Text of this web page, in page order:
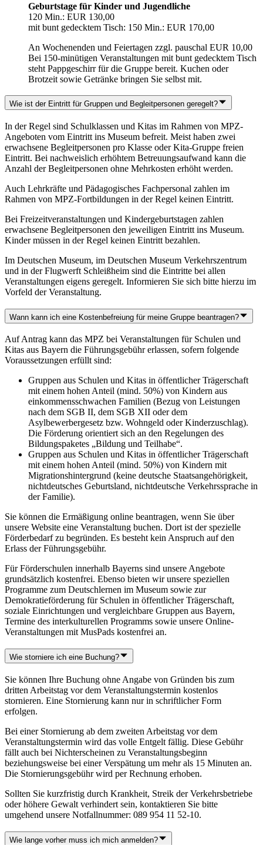
Geburtstage für Kinder und Jugendliche
120 Min.: EUR 130,00
mit bunt gedecktem Tisch: 150 Min.: EUR 170,00
An Wochenenden und Feiertagen zzgl. pauschal EUR 10,00
Bei 150-minütigen Veranstaltungen mit bunt gedecktem Tisch
steht Pappgeschirr für die Gruppe bereit. Kuchen oder
Brotzeit sowie Getränke bringen Sie selbst mit.
Wie ist der Eintritt für Gruppen und Begleitpersonen geregelt?
In der Regel sind Schulklassen und Kitas im Rahmen von MPZ-
Angeboten vom Eintritt ins Museum befreit. Meist haben zwei
erwachsene Begleitpersonen pro Klasse oder Kita-Gruppe freien
Eintritt. Bei nachweislich erhöhtem Betreuungsaufwand kann die
Anzahl der Begleitpersonen ohne Mehrkosten erhöht werden.
Auch Lehrkräfte und Pädagogisches Fachpersonal zahlen im
Rahmen von MPZ-Fortbildungen in der Regel keinen Eintritt.
Bei Freizeitveranstaltungen und Kindergeburtstagen zahlen
erwachsene Begleitpersonen den jeweiligen Eintritt ins Museum.
Kinder müssen in der Regel keinen Eintritt bezahlen.
Im Deutschen Museum, im Deutschen Museum Verkehrszentrum
und in der Flugwerft Schleißheim sind die Eintritte bei allen
Veranstaltungen eigens geregelt. Informieren Sie sich bitte hierzu im
Vorfeld der Veranstaltung.
Wann kann ich eine Kostenbefreiung für meine Gruppe beantragen?
Auf Antrag kann das MPZ bei Veranstaltungen für Schulen und
Kitas aus Bayern die Führungsgebühr erlassen, sofern folgende
Voraussetzungen erfüllt sind:
Gruppen aus Schulen und Kitas in öffentlicher Trägerschaft
mit einem hohen Anteil (mind. 50%) von Kindern aus
einkommensschwachen Familien (Bezug von Leistungen
nach dem SGB II, dem SGB XII oder dem
Asylbewerbergesetz bzw. Wohngeld oder Kinderzuschlag).
Die Förderung orientiert sich an den Regelungen des
Bildungspaketes „Bildung und Teilhabe“.
Gruppen aus Schulen und Kitas in öffentlicher Trägerschaft
mit einem hohen Anteil (mind. 50%) von Kindern mit
Migrationshintergrund (keine deutsche Staatsangehörigkeit,
nichtdeutsches Geburtsland, nichtdeutsche Verkehrssprache in
der Familie).
Sie können die Ermäßigung online beantragen, wenn Sie über
unsere Website eine Veranstaltung buchen. Dort ist der spezielle
Förderbedarf zu begründen. Es besteht kein Anspruch auf den
Erlass der Führungsgebühr.
Für Förderschulen innerhalb Bayerns sind unsere Angebote
grundsätzlich kostenfrei. Ebenso bieten wir unsere speziellen
Programme zum Deutschlernen im Museum sowie zur
Demokratieförderung für Schulen in öffentlicher Trägerschaft,
soziale Einrichtungen und vergleichbare Gruppen aus Bayern,
Termine des interkulturellen Programms sowie unsere Online-
Veranstaltungen mit MusPads kostenfrei an.
Wie storniere ich eine Buchung?
Sie können Ihre Buchung ohne Angabe von Gründen bis zum
dritten Arbeitstag vor dem Veranstaltungstermin kostenlos
stornieren. Eine Stornierung kann nur in schriftlicher Form
erfolgen.
Bei einer Stornierung ab dem zweiten Arbeitstag vor dem
Veranstaltungstermin wird das volle Entgelt fällig. Diese Gebühr
fällt auch bei Nichterscheinen zu Veranstaltungsbeginn
beziehungsweise bei einer Verspätung um mehr als 15 Minuten an.
Die Stornierungsgebühr wird per Rechnung erhoben.
Sollten Sie kurzfristig durch Krankheit, Streik der Verkehrsbetriebe
oder höhere Gewalt verhindert sein, kontaktieren Sie bitte
umgehend unsere Notfallnummer: 089 954 11 52-10.
Wie lange vorher muss ich mich anmelden?